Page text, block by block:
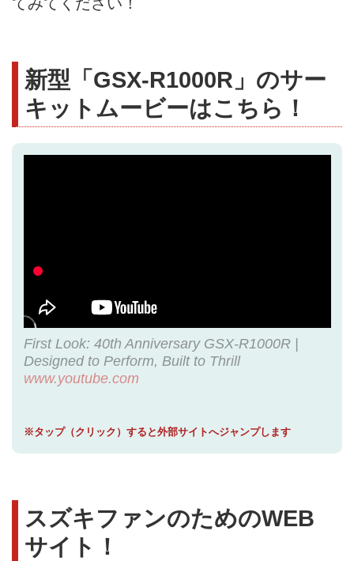
新型「GSX-R1000R」のサー
キットムービーはこちら！
First Look: 40th Anniversary GSX-R1000R |
Designed to Perform, Built to Thrill
www.youtube.com
※タップ（クリック）すると外部サイトへジャンプします
スズキファンのためのWEB
サイト！